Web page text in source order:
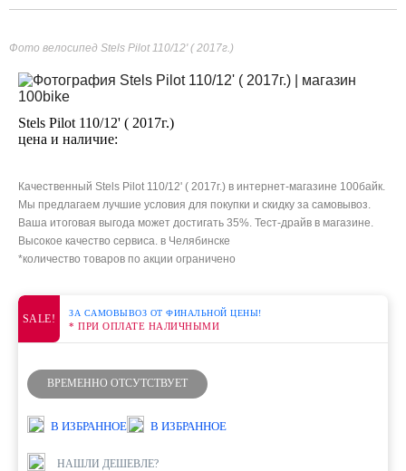
Фото велосипед Stels Pilot 110/12' ( 2017г.)
Stels Pilot 110/12' ( 2017г.)
цена и наличие:
Качественный Stels Pilot 110/12' ( 2017г.) в интернет-магазине 100байк.
Мы предлагаем лучшие условия для покупки и скидку за самовывоз.
Ваша итоговая выгода может достигать 35%. Тест-драйв в магазине.
Высокое качество сервиса. в Челябинске
*количество товаров по акции ограничено
SALE! ЗА САМОВЫВОЗ ОТ ФИНАЛЬНОЙ ЦЕНЫ!
* ПРИ ОПЛАТЕ НАЛИЧНЫМИ
ВРЕМЕННО ОТСУТСТВУЕТ
В ИЗБРАННОЕ В ИЗБРАННОЕ
НАШЛИ ДЕШЕВЛЕ?